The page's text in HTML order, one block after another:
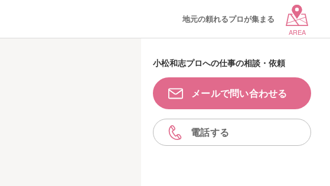
地元の頼れるプロが集まる
AREA
小松和志プロへの仕事の相談・依頼
メールで問い合わせる
電話する